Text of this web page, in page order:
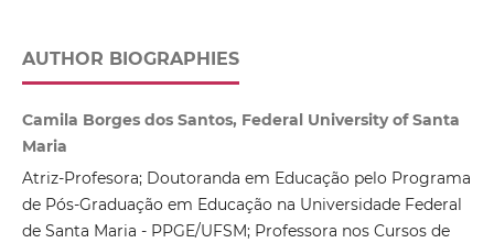
AUTHOR BIOGRAPHIES
Camila Borges dos Santos, Federal University of Santa
Maria
Atriz-Profesora; Doutoranda em Educação pelo Programa
de Pós-Graduação em Educação na Universidade Federal
de Santa Maria - PPGE/UFSM; Professora nos Cursos de